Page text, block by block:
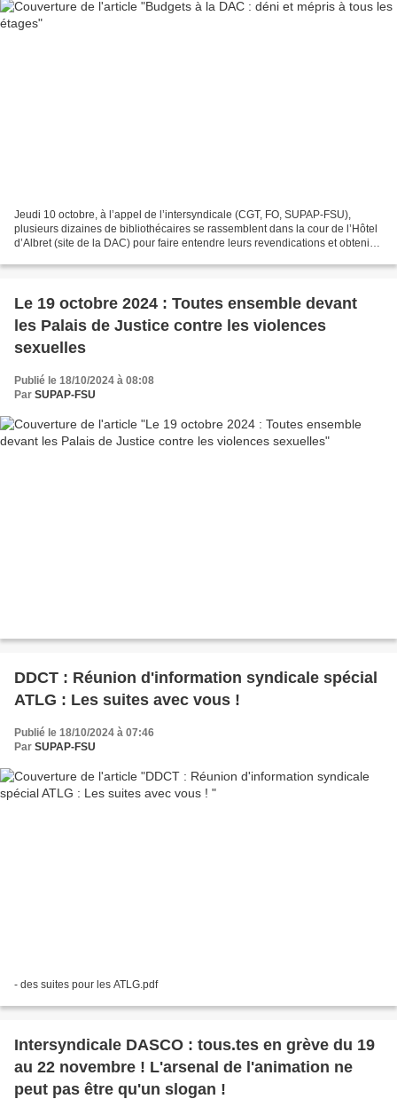
Jeudi 10 octobre, à l’appel de l’intersyndicale (CGT, FO, SUPAP-FSU),
plusieurs dizaines de bibliothécaires se rassemblent dans la cour de l’Hôtel
d’Albret (site de la DAC) pour faire entendre leurs revendications et obtenir
Le 19 octobre 2024 : Toutes ensemble devant
les Palais de Justice contre les violences
sexuelles
Publié le 18/10/2024 à 08:08
Par SUPAP-FSU
DDCT : Réunion d'information syndicale spécial
ATLG : Les suites avec vous !
Publié le 18/10/2024 à 07:46
Par SUPAP-FSU
- des suites pour les ATLG.pdf
Intersyndicale DASCO : tous.tes en grève du 19
au 22 novembre ! L'arsenal de l'animation ne
peut pas être qu'un slogan !